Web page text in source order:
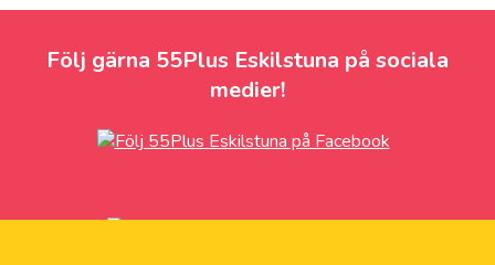
Följ gärna 55Plus Eskilstuna på sociala
medier!